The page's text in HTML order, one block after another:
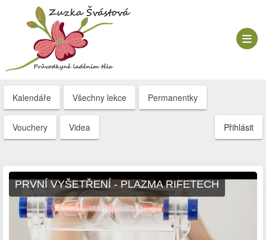
Kalendáře Všechny lekce Permanentky
Vouchery Videa Přihlásit
PRVNÍ VYŠETŘENÍ - PLAZMA RIFETECH